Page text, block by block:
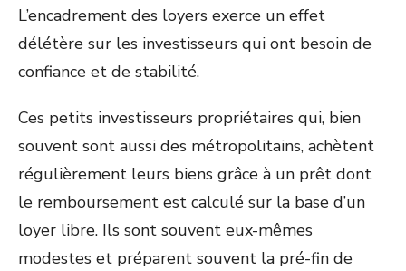
L’encadrement des loyers exerce un effet
délétère sur les investisseurs qui ont besoin de
confiance et de stabilité.
Ces petits investisseurs propriétaires qui, bien
souvent sont aussi des métropolitains, achètent
régulièrement leurs biens grâce à un prêt dont
le remboursement est calculé sur la base d’un
loyer libre. Ils sont souvent eux-mêmes
modestes et préparent souvent la pré-fin de